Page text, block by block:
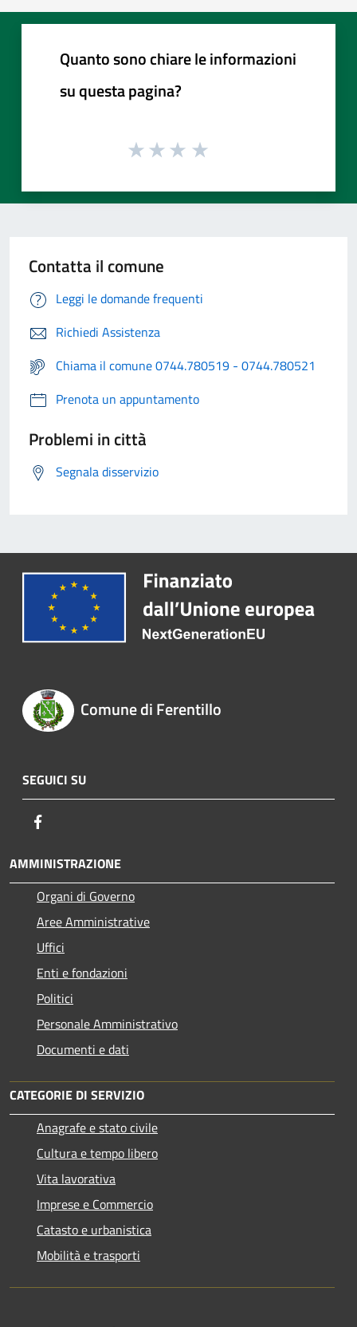
Quanto sono chiare le informazioni
su questa pagina?
Contatta il comune
Leggi le domande frequenti
Richiedi Assistenza
Chiama il comune 0744.780519 - 0744.780521
Prenota un appuntamento
Problemi in città
Segnala disservizio
Comune di Ferentillo
SEGUICI SU
AMMINISTRAZIONE
Organi di Governo
Aree Amministrative
Uffici
Enti e fondazioni
Politici
Personale Amministrativo
Documenti e dati
CATEGORIE DI SERVIZIO
Anagrafe e stato civile
Cultura e tempo libero
Vita lavorativa
Imprese e Commercio
Catasto e urbanistica
Mobilità e trasporti